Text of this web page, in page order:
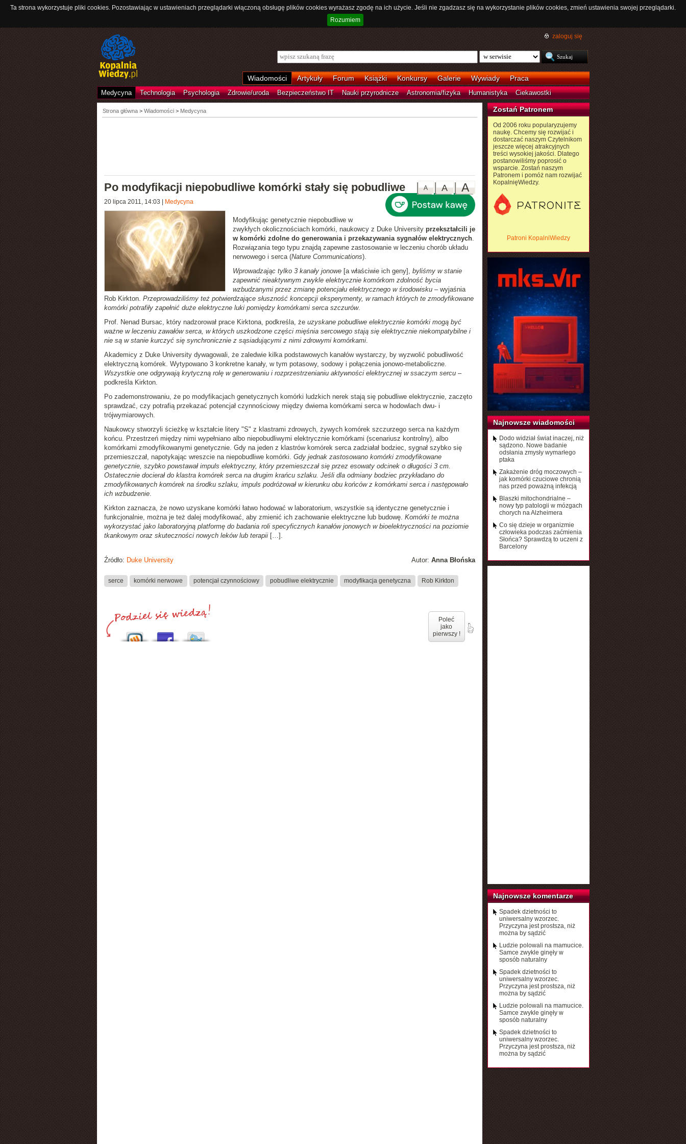
Ta strona wykorzystuje pliki cookies. Pozostawiając w ustawieniach przeglądarki włączoną obsługę plików cookies wyrażasz zgodę na ich użycie. Jeśli nie zgadzasz się na wykorzystanie plików cookies, zmień ustawienia swojej przeglądarki.
Rozumiem
zaloguj się
Wiadomości Artykuły Forum Książki Konkursy Galerie Wywiady Praca
Medycyna Technologia Psychologia Zdrowie/uroda Bezpieczeństwo IT Nauki przyrodnicze Astronomia/fizyka Humanistyka Ciekawostki
Strona główna> Wiadomości > Medycyna
A
A
A
Po modyfikacji niepobudliwe komórki stały się pobudliwe
20 lipca 2011, 14:03 Medycyna
Modyfikując genetycznie niepobudliwe w
zwykłych okolicznościach komórki, naukowcy z Duke University przekształcili je
w komórki zdolne do generowania i przekazywania sygnałów elektrycznych.
Rozwiązania tego typu znajdą zapewne zastosowanie w leczeniu chorób układu
nerwowego i serca (Nature Communications).
Wprowadzając tylko 3 kanały jonowe[a właściwie ich geny], byliśmy w stanie
zapewnić nieaktywnym zwykle elektrycznie komórkom zdolność bycia
wzbudzanymi przez zmianę potencjału elektrycznego w środowisku– wyjaśnia
Rob Kirkton. Przeprowadziliśmy też potwierdzające słuszność koncepcji eksperymenty, w ramach których te zmodyfikowane
komórki potrafiły zapełnić duże elektryczne luki pomiędzy komórkami serca szczurów.
Prof. Nenad Bursac, który nadzorował prace Kirktona, podkreśla, że uzyskane pobudliwe elektrycznie komórki mogą być
ważne w leczeniu zawałów serca, w których uszkodzone części mięśnia sercowego stają się elektrycznie niekompatybilne i
nie są w stanie kurczyć się synchronicznie z sąsiadującymi z nimi zdrowymi komórkami.
Akademicy z Duke University dywagowali, że zaledwie kilka podstawowych kanałów wystarczy, by wyzwolić pobudliwość
elektryczną komórek. Wytypowano 3 konkretne kanały, w tym potasowy, sodowy i połączenia jonowo-metaboliczne.
Wszystkie one odgrywają krytyczną rolę w generowaniu i rozprzestrzenianiu aktywności elektrycznej w ssaczym sercu–
podkreśla Kirkton.
Po zademonstrowaniu, że po modyfikacjach genetycznych komórki ludzkich nerek stają się pobudliwe elektrycznie, zaczęto
sprawdzać, czy potrafią przekazać potencjał czynnościowy między dwiema komórkami serca w hodowlach dwu- i
trójwymiarowych.
Naukowcy stworzyli ścieżkę w kształcie litery "S" z klastrami zdrowych, żywych komórek szczurzego serca na każdym
końcu. Przestrzeń między nimi wypełniano albo niepobudliwymi elektrycznie komórkami (scenariusz kontrolny), albo
komórkami zmodyfikowanymi genetycznie. Gdy na jeden z klastrów komórek serca zadziałał bodziec, sygnał szybko się
przemieszczał, napotykając wreszcie na niepobudliwe komórki. Gdy jednak zastosowano komórki zmodyfikowane
genetycznie, szybko powstawał impuls elektryczny, który przemieszczał się przez esowaty odcinek o długości 3 cm.
Ostatecznie docierał do klastra komórek serca na drugim krańcu szlaku. Jeśli dla odmiany bodziec przykładano do
zmodyfikowanych komórek na środku szlaku, impuls podróżował w kierunku obu końców z komórkami serca i następowało
ich wzbudzenie.
Kirkton zaznacza, że nowo uzyskane komórki łatwo hodować w laboratorium, wszystkie są identyczne genetycznie i
funkcjonalnie, można je też dalej modyfikować, aby zmienić ich zachowanie elektryczne lub budowę. Komórki te można
wykorzystać jako laboratoryjną platformę do badania roli specyficznych kanałów jonowych w bioelektryczności na poziomie
tkankowym oraz skuteczności nowych leków lub terapii[…].
Autor: Anna Błońska
Źródło: Duke University
serce komórki nerwowe potencjał czynnościowy pobudliwe elektrycznie modyfikacja genetyczna Rob Kirkton
Poleć
jako
pierwszy !
Zostań Patronem
Od 2006 roku popularyzujemy
naukę. Chcemy się rozwijać i
dostarczać naszym Czytelnikom
jeszcze więcej atrakcyjnych
treści wysokiej jakości. Dlatego
postanowiliśmy poprosić o
wsparcie. Zostań naszym
Patronem i pomóż nam rozwijać
KopalnięWiedzy.
Patroni KopalniWiedzy
Najnowsze wiadomości
Dodo widział świat inaczej, niż
sądzono. Nowe badanie
odsłania zmysły wymarłego
ptaka
Zakażenie dróg moczowych –
jak komórki czuciowe chronią
nas przed poważną infekcją
Blaszki mitochondrialne –
nowy typ patologii w mózgach
chorych na Alzheimera
Co się dzieje w organizmie
człowieka podczas zaćmienia
Słońca? Sprawdzą to uczeni z
Barcelony
Najnowsze komentarze
Spadek dzietności to
uniwersalny wzorzec.
Przyczyna jest prostsza, niż
można by sądzić
Ludzie polowali na mamucice.
Samce zwykle ginęły w
sposób naturalny
Spadek dzietności to
uniwersalny wzorzec.
Przyczyna jest prostsza, niż
można by sądzić
Ludzie polowali na mamucice.
Samce zwykle ginęły w
sposób naturalny
Spadek dzietności to
uniwersalny wzorzec.
Przyczyna jest prostsza, niż
można by sądzić